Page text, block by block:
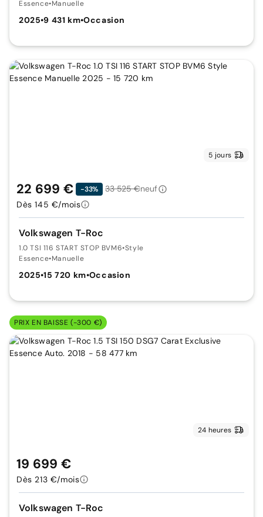
Essence•Manuelle
2025•9 431 km•Occasion
5 jours
Volkswagen T-Roc
1.0 TSI 116 START STOP BVM6•Style
Essence•Manuelle
2025•15 720 km•Occasion
22 699 € -33% 33 525 €neuf
Dès 145 €/mois
PRIX EN BAISSE (-300 €)
24 heures
Volkswagen T-Roc
19 699 €
Dès 213 €/mois